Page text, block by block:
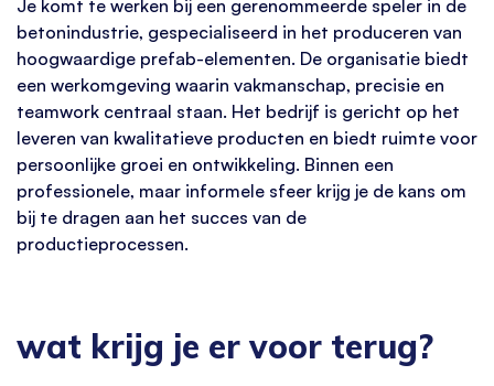
Je komt te werken bij een gerenommeerde speler in de
betonindustrie, gespecialiseerd in het produceren van
hoogwaardige prefab-elementen. De organisatie biedt
een werkomgeving waarin vakmanschap, precisie en
teamwork centraal staan. Het bedrijf is gericht op het
leveren van kwalitatieve producten en biedt ruimte voor
persoonlijke groei en ontwikkeling. Binnen een
professionele, maar informele sfeer krijg je de kans om
bij te dragen aan het succes van de
productieprocessen.
wat krijg je er voor terug?